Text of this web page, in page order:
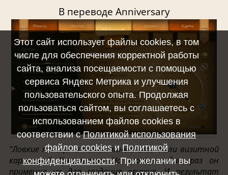
В переводе Anniversary
"Ловкие пальцы и наметанный глаз были визитной
карточкой Кукольника. Но только один раз он
применил их для создания оружия. И результат
Этот сайт использует файлы cookies, в том
числе для обеспечения корректной работы
сайта, анализа посещаемости с помощью
сервиса Яндекс Метрика и улучшения
пользовательского опыта. Продолжая
пользоваться сайтом, вы соглашаетесь с
использованием файлов cookies в
соответствии сПолитикой использования
файлов cookiesиПолитикой
конфиденциальности. При желании вы